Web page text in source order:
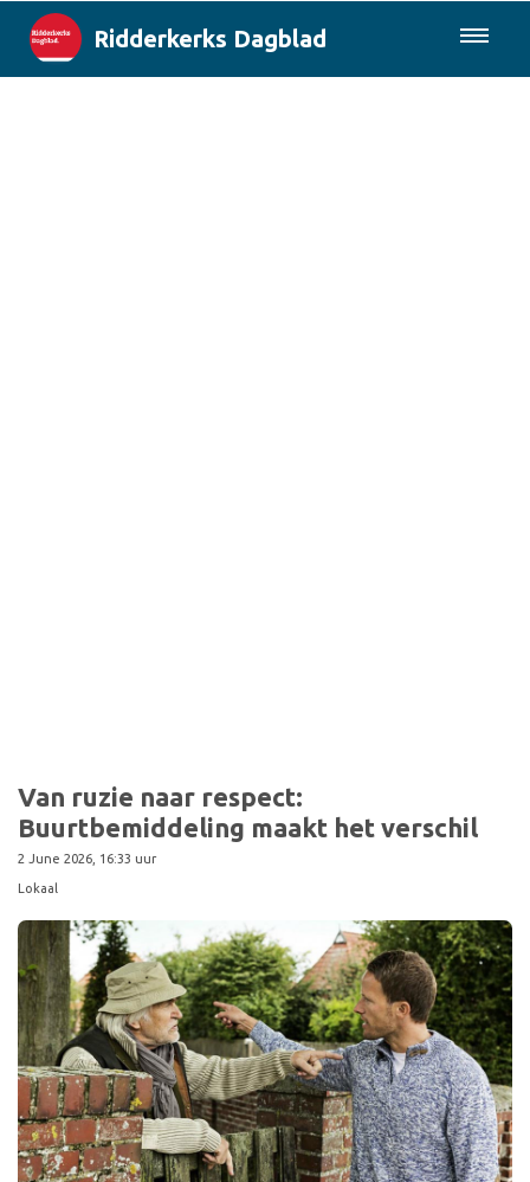
Ridderkerks Dagblad
Van ruzie naar respect:
Buurtbemiddeling maakt het verschil
2 June 2026, 16:33 uur
Lokaal